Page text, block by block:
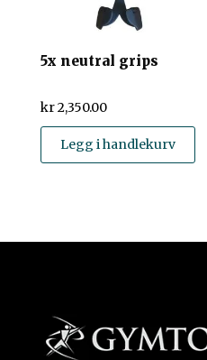
5x neutral grips
kr2,350.00
Legg i handlekurv